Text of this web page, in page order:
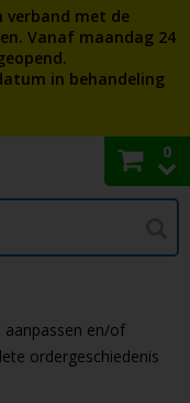
verband met de
Vanaf maandag 24
in behandeling
0
aanpassen en/of
ordergeschiedenis